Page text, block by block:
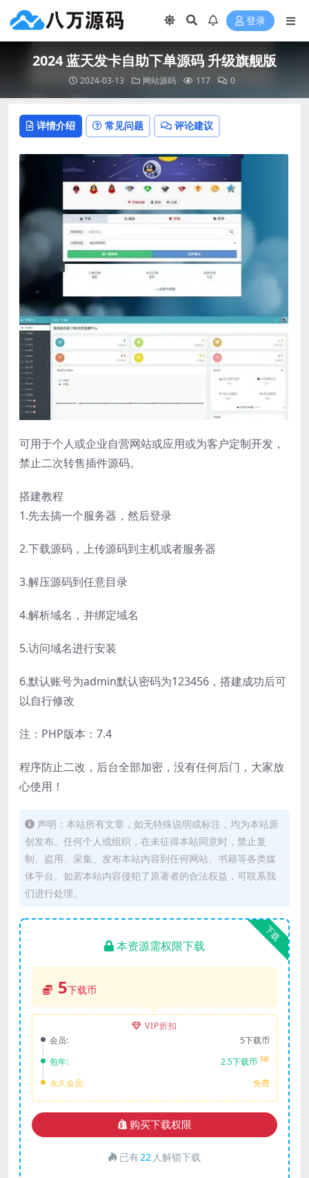
登录
2024 蓝天发卡自助下单源码 升级旗舰版
2024-03-13 网站源码 117 0
详情介绍 常见问题 评论建议
可用于个人或企业自营网站或应用或为客户定制开发，
禁止二次转售插件源码。
搭建教程
1.先去搞一个服务器，然后登录
2.下载源码，上传源码到主机或者服务器
3.解压源码到任意目录
4.解析域名，并绑定域名
5.访问域名进行安装
6.默认账号为admin默认密码为123456，搭建成功后可
以自行修改
注：PHP版本：7.4
程序防止二改，后台全部加密，没有任何后门，大家放
心使用！
声明：本站所有文章，如无特殊说明或标注，均为本站原
创发布。任何个人或组织，在未征得本站同意时，禁止复
制、盗用、采集、发布本站内容到任何网站、书籍等各类媒
体平台。如若本站内容侵犯了原著者的合法权益，可联系我
们进行处理。
下载
本资源需权限下载
5下载币
VIP折扣
会员:
5下载币
包年:
2.5下载币 5折
永久会员: 免费
购买下载权限
已有22 人解锁下载